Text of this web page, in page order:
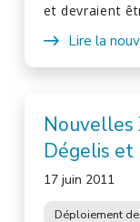
et devraient
Lire la
Nouvelles
Dégelis et
17 juin 2011
Déploiement